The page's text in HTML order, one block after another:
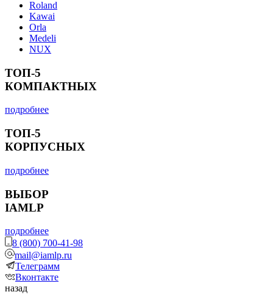
Roland
Kawai
Orla
Medeli
NUX
ТОП-5
КОМПАКТНЫХ
подробнее
ТОП-5
КОРПУСНЫХ
подробнее
ВЫБОР
IAMLP
подробнее
8 (800) 700-41-98
mail@iamlp.ru
Телеграмм
Вконтакте
назад